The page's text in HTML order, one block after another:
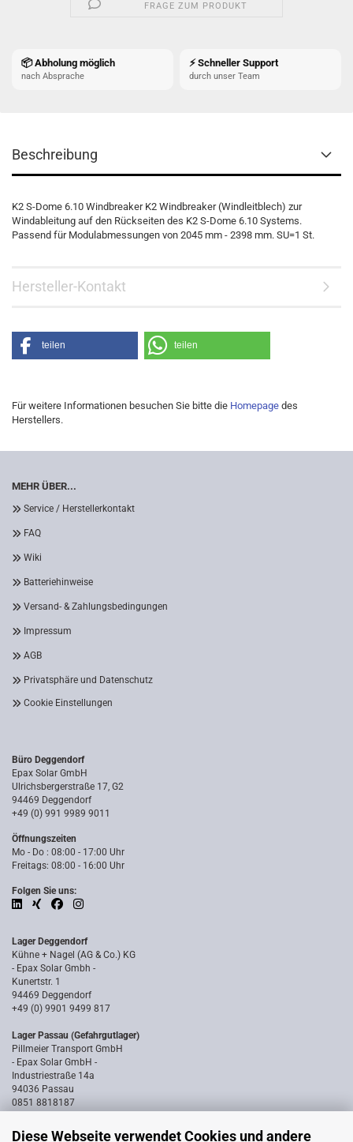
Diese Webseite verwendet Cookies und andere
FRAGE ZUM PRODUKT
📦 Abholung möglich
nach Absprache
⚡ Schneller Support
durch unser Team
Beschreibung
K2 S-Dome 6.10 Windbreaker K2 Windbreaker (Windleitblech) zur
Windableitung auf den Rückseiten des K2 S-Dome 6.10 Systems.
Passend für Modulabmessungen von 2045 mm - 2398 mm. SU=1 St.
Hersteller-Kontakt
teilen teilen
Für weitere Informationen besuchen Sie bitte die Homepage des
Herstellers.
MEHR ÜBER...
Service / Herstellerkontakt
FAQ
Wiki
Batteriehinweise
Versand- & Zahlungsbedingungen
Impressum
AGB
Privatsphäre und Datenschutz
Cookie Einstellungen
Büro Deggendorf
Epax Solar GmbH
Ulrichsbergerstraße 17, G2
94469 Deggendorf
+49 (0) 991 9989 9011
Öffnungszeiten
Mo - Do : 08:00 - 17:00 Uhr
Freitags: 08:00 - 16:00 Uhr
Folgen Sie uns:
Lager Deggendorf
Kühne + Nagel (AG & Co.) KG
- Epax Solar Gmbh -
Kunertstr. 1
94469 Deggendorf
+49 (0) 9901 9499 817
Lager Passau (Gefahrgutlager)
Pillmeier Transport GmbH
- Epax Solar GmbH -
Industriestraße 14a
94036 Passau
0851 8818187